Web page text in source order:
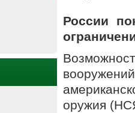
России
оружия